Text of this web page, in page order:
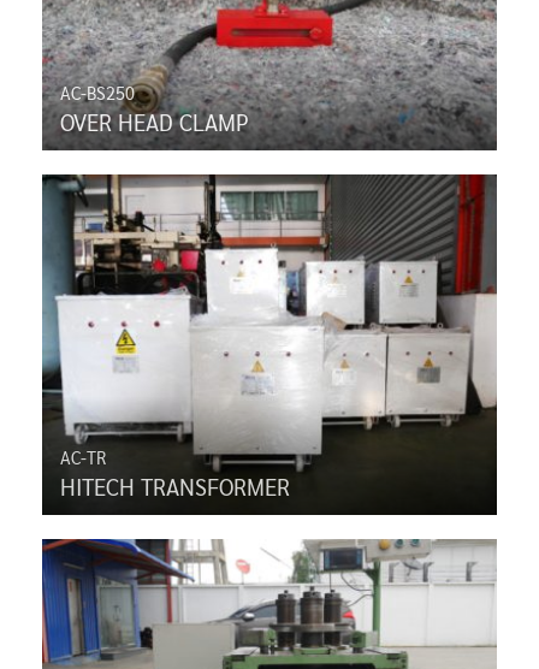
AC-BS250
OVER HEAD CLAMP
AC-TR
HITECH TRANSFORMER